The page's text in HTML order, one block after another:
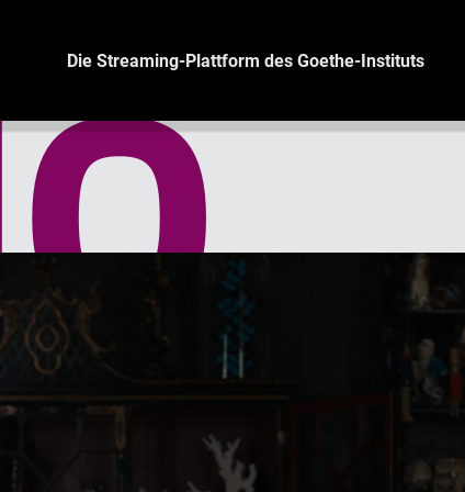
Die Streaming-Plattform des Goethe-Instituts